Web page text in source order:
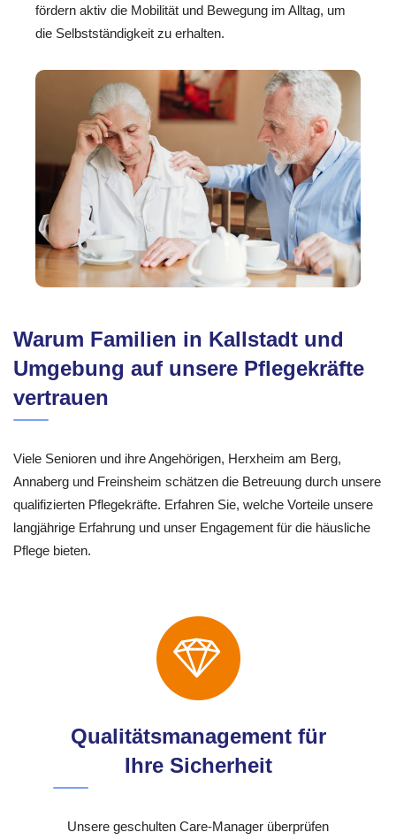
fördern aktiv die Mobilität und Bewegung im Alltag, um
die Selbstständigkeit zu erhalten.
Warum Familien in Kallstadt und
Umgebung auf unsere Pflegekräfte
vertrauen
Viele Senioren und ihre Angehörigen, Herxheim am Berg,
Annaberg und Freinsheim schätzen die Betreuung durch unsere
qualifizierten Pflegekräfte. Erfahren Sie, welche Vorteile unsere
langjährige Erfahrung und unser Engagement für die häusliche
Pflege bieten.
Qualitätsmanagement für
Ihre Sicherheit
Unsere geschulten Care-Manager überprüfen